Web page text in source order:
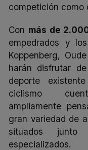
competición como
Con más de
empedrados y
Koppenberg,
harán disfrutar
deporte
ciclismo
ampliamente
gran variedad de
situados
especializados.